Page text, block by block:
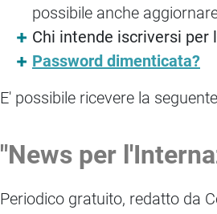
possibile anche
Chi intende iscriversi per
Password dimenticata?
E' possibile ricevere la
"News per
Periodico gratuito, redatto da